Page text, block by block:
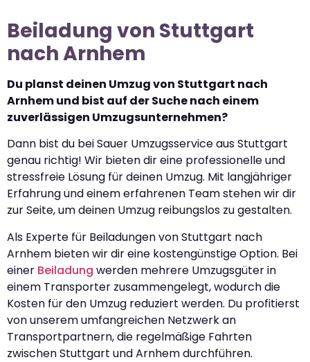
Beiladung von Stuttgart
nach Arnhem
Du planst deinen Umzug von Stuttgart nach
Arnhem und bist auf der Suche nach einem
zuverlässigen Umzugsunternehmen?
Dann bist du bei Sauer Umzugsservice aus Stuttgart
genau richtig! Wir bieten dir eine professionelle und
stressfreie Lösung für deinen Umzug. Mit langjähriger
Erfahrung und einem erfahrenen Team stehen wir dir
zur Seite, um deinen Umzug reibungslos zu gestalten.
Als Experte für Beiladungen von Stuttgart nach
Arnhem bieten wir dir eine kostengünstige Option. Bei
einer Beiladung werden mehrere Umzugsgüter in
einem Transporter zusammengelegt, wodurch die
Kosten für den Umzug reduziert werden. Du profitierst
von unserem umfangreichen Netzwerk an
Transportpartnern, die regelmäßige Fahrten
zwischen Stuttgart und Arnhem durchführen.